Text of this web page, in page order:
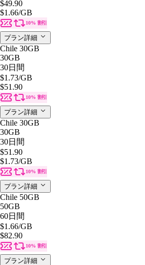
$49.90
$1.66/GB
10% 割引
プラン詳細
Chile 30GB
30GB
30日間
$1.73/GB
$51.90
10% 割引
プラン詳細
Chile 30GB
30GB
30日間
$51.90
$1.73/GB
10% 割引
プラン詳細
Chile 50GB
50GB
60日間
$1.66/GB
$82.90
10% 割引
プラン詳細